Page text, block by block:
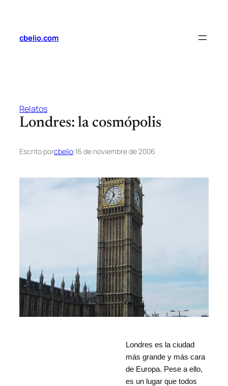
contenido
cbelio.com
Relatos
Londres: la cosmópolis
Escrito porcbelio·16 de noviembre de 2006
Londres es la ciudad
más grande y más cara
de Europa. Pese a ello,
es un lugar que todos